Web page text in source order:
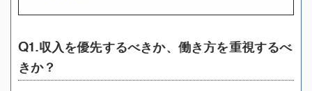
Q1.収入を優先するべきか、働き方を重視するべ
きか？